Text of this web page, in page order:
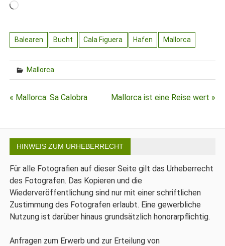
Wird
Balearen Bucht Cala Figuera Hafen Mallorca
Mallorca
Beitragsnavigation
« Mallorca: Sa Calobra Mallorca ist eine Reise wert »
HINWEIS ZUM URHEBERRECHT
Für alle Fotografien auf dieser Seite gilt das Urheberrecht
des Fotografen. Das Kopieren und die
Wiederveröffentlichung sind nur mit einer schriftlichen
Zustimmung des Fotografen erlaubt. Eine gewerbliche
Nutzung ist darüber hinaus grundsätzlich honorarpflichtig.
Anfragen zum Erwerb und zur Erteilung von